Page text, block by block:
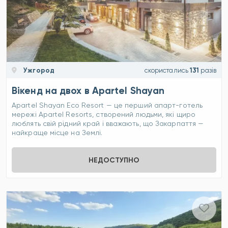
Ужгород скористались 131 разів
Вікенд на двох в Apartel Shayan
Apartel Shayan Eco Resort — це перший апарт-готель
мережі Apartel Resorts, створений людьми, які щиро
люблять свій рідний край і вважають, що Закарпаття —
найкраще місце на Землі.
НЕДОСТУПНО